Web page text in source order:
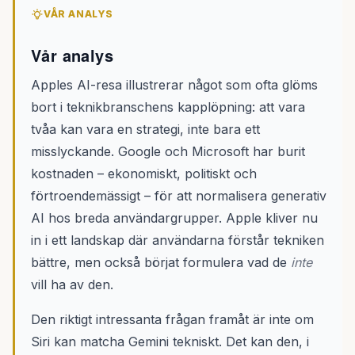
VÅR ANALYS
Vår analys
Apples AI-resa illustrerar något som ofta glöms
bort i teknikbranschens kapplöpning: att vara
tvåa kan vara en strategi, inte bara ett
misslyckande. Google och Microsoft har burit
kostnaden – ekonomiskt, politiskt och
förtroendemässigt – för att normalisera generativ
AI hos breda användargrupper. Apple kliver nu
in i ett landskap där användarna förstår tekniken
bättre, men också börjat formulera vad de inte
vill ha av den.
Den riktigt intressanta frågan framåt är inte om
Siri kan matcha Gemini tekniskt. Det kan den, i